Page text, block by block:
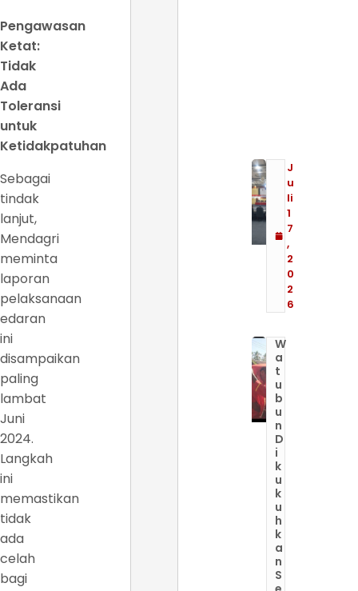
Pengawasan
Ketat:
Tidak
Ada
Toleransi
untuk
Ketidakpatuhan
Sebagai
tindak
lanjut,
Mendagri
meminta
laporan
pelaksanaan
edaran
ini
disampaikan
paling
lambat
Juni
2024.
Langkah
ini
memastikan
tidak
ada
celah
bagi
J
u
li
1
7
,
2
0
2
6
W
a
t
u
b
u
n
D
i
k
u
k
u
h
k
a
n
S